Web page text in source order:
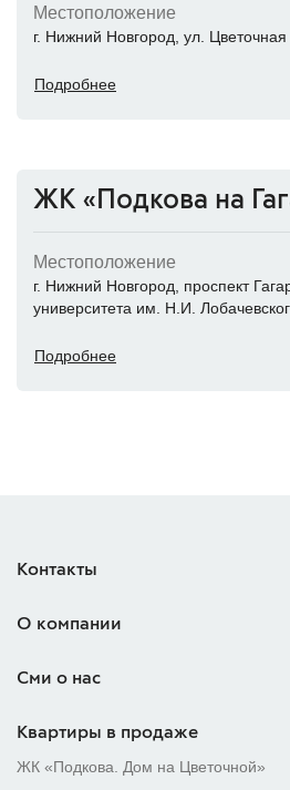
Местоположение
г. Нижний Новгород, ул. Цветочная
Подробнее
ЖК «Подкова на
Местоположение
г. Нижний Новгород, проспект
университета им. Н.И.
Подробнее
Контакты
О компании
Сми о нас
Квартиры в продаже
ЖК «Подкова. Дом на Цветочной»